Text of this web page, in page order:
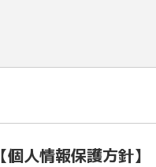
【個人情報保護方針】